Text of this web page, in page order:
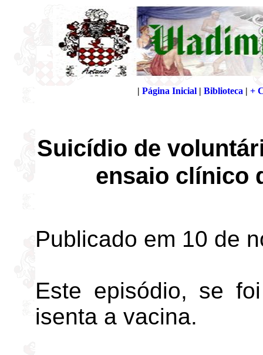
Suicídio de
ensaio clínico
Publicado em 10 de
Este episódio, se
isenta a vacina.